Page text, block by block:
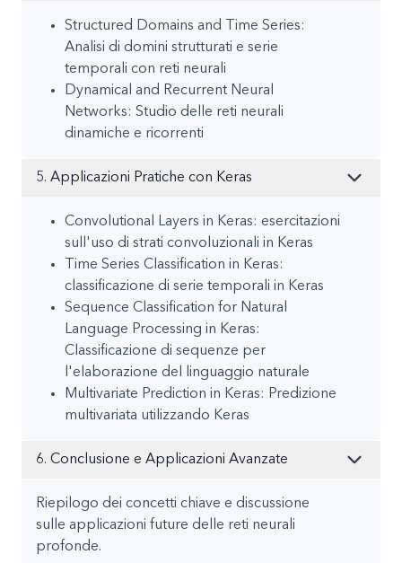
Structured Domains and Time Series:
Analisi di domini strutturati e serie
temporali con reti neurali
Dynamical and Recurrent Neural
Networks: Studio delle reti neurali
dinamiche e ricorrenti
5. Applicazioni Pratiche con Keras
Convolutional Layers in Keras: esercitazioni
sull'uso di strati convoluzionali in Keras
Time Series Classification in Keras:
classificazione di serie temporali in Keras
Sequence Classification for Natural
Language Processing in Keras:
Classificazione di sequenze per
l'elaborazione del linguaggio naturale
Multivariate Prediction in Keras: Predizione
multivariata utilizzando Keras
6. Conclusione e Applicazioni Avanzate
Riepilogo dei concetti chiave e discussione
sulle applicazioni future delle reti neurali
profonde.